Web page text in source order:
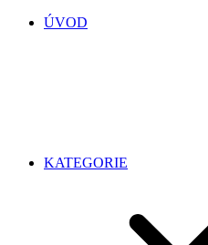
ÚVOD
KATEGORIE